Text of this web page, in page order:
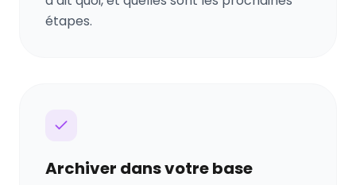
étapes.
Archiver dans votre base